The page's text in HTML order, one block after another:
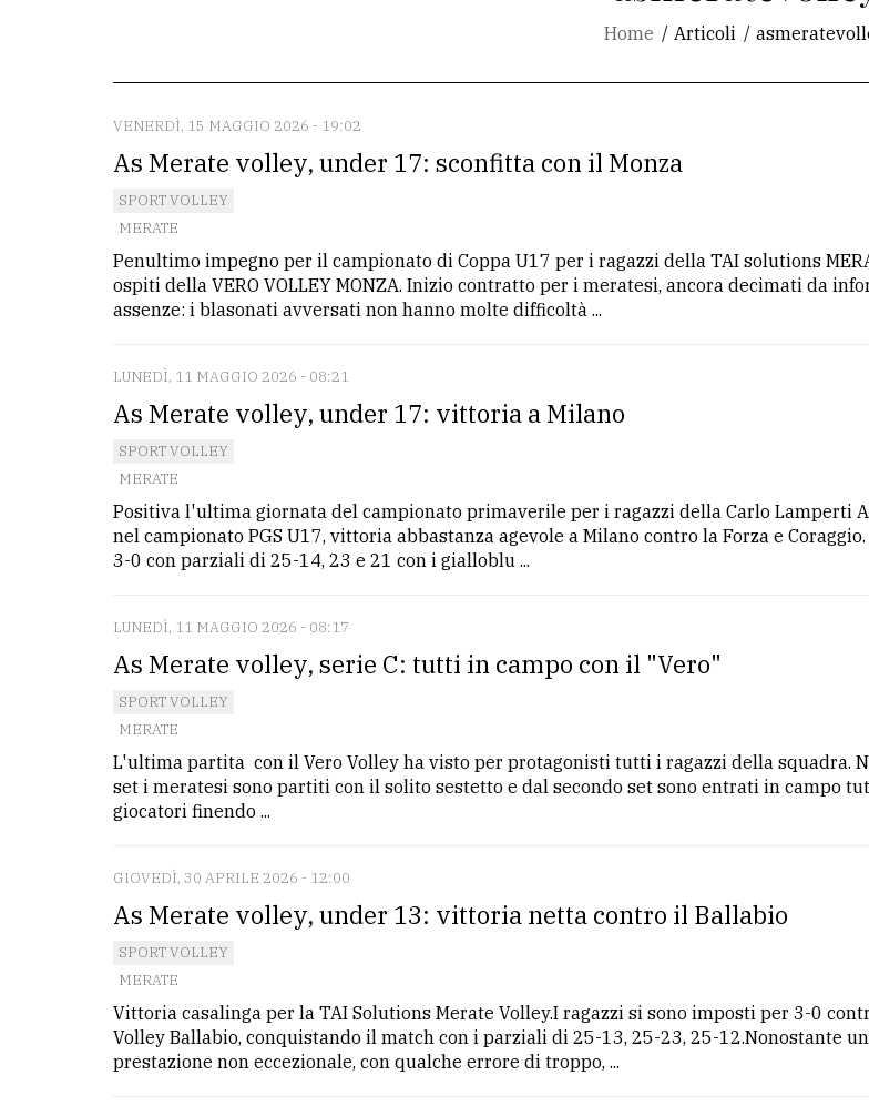
Home Articoli
VENERDÌ, 15 MAGGIO 2026 - 19:02
As Merate volley, under 17: sconfitta con il Monza
SPORT VOLLEY
MERATE
Penultimo impegno per il campionato di Coppa U17 per i ragazzi della TAI solutions
ospiti della VERO VOLLEY MONZA. Inizio contratto per i meratesi, ancora decimati da
assenze: i blasonati avversati non hanno molte difficoltà ...
LUNEDÌ, 11 MAGGIO 2026 - 08:21
As Merate volley, under 17: vittoria a Milano
SPORT VOLLEY
MERATE
Positiva l'ultima giornata del campionato primaverile per i ragazzi della Carlo Lamperti
nel campionato PGS U17, vittoria abbastanza agevole a Milano contro la Forza e
3-0 con parziali di 25-14, 23 e 21 con i gialloblu ...
LUNEDÌ, 11 MAGGIO 2026 - 08:17
As Merate volley, serie C: tutti in campo con il "Vero"
SPORT VOLLEY
MERATE
L'ultima partita con il Vero Volley ha visto per protagonisti tutti i ragazzi della squadra.
set i meratesi sono partiti con il solito sestetto e dal secondo set sono entrati in campo
giocatori finendo ...
GIOVEDÌ, 30 APRILE 2026 - 12:00
As Merate volley, under 13: vittoria netta contro il Ballabio
SPORT VOLLEY
MERATE
Vittoria casalinga per la TAI Solutions Merate Volley.I ragazzi si sono imposti per 3-0
Volley Ballabio, conquistando il match con i parziali di 25-13, 25-23, 25-12.Nonostante
prestazione non eccezionale, con qualche errore di troppo, ...